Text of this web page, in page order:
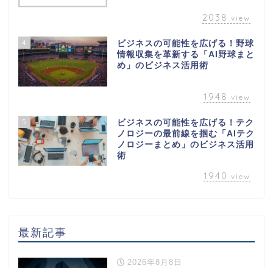
2038 view
4
ビジネスの可能性を広げる！野球
情報収集を革新する「AI野球まと
め」のビジネス活用術
1948 view
5
ビジネスの可能性を広げる！テク
ノロジーの最前線を掴む「AIテク
ノロジーまとめ」のビジネス活用
術
1940 view
最新記事
2026年8月8日